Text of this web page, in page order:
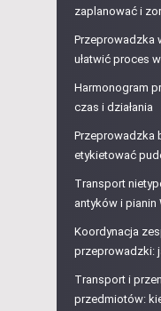
zaplanować i
Przeprowadzka
ułatwić proces
Harmonogram
czas i działania
Przeprowadzka
etykietować
Transport
antyków i pianin
Koordynacja
przeprowadzki:
Transport i
przedmiotów: